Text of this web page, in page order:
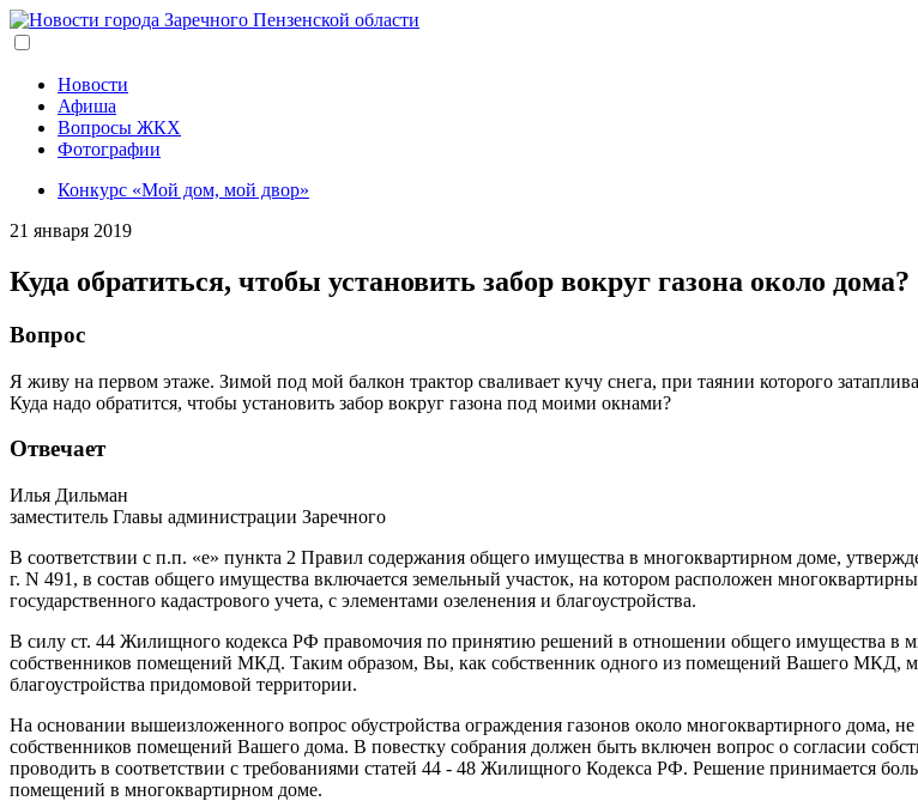
Перейти
к
содержанию
Новости
Афиша
Вопросы ЖКХ
Фотографии
Конкурс «Мой дом, мой двор»
21 января 2019
Куда обратиться, чтобы установить забор вокруг газона около дома?
Вопрос
Я живу на первом этаже. Зимой под мой балкон трактор сваливает кучу снега, при таянии которого
Куда надо обратится, чтобы установить забор вокруг газона под моими окнами?
Отвечает
Илья Дильман
заместитель Главы администрации Заречного
В соответствии с п.п. «е» пункта 2 Правил содержания общего имущества в многоквартирном доме,
г. N 491, в состав общего имущества включается земельный участок, на котором расположен
государственного кадастрового учета, с элементами озеленения и благоустройства.
В силу ст. 44 Жилищного кодекса РФ правомочия по принятию решений в отношении общего имущества в
собственников помещений МКД. Таким образом, Вы, как собственник одного из помещений Вашего МКД,
благоустройства придомовой территории.
На основании вышеизложенного вопрос обустройства ограждения газонов около многоквартирного дома,
собственников помещений Вашего дома. В повестку собрания должен быть включен вопрос о согласии
проводить в соответствии с требованиями статей 44 - 48 Жилищного Кодекса РФ. Решение принимается
помещений в многоквартирном доме.